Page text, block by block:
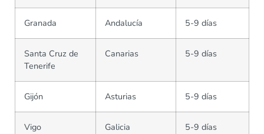
Granada Andalucía 5-9 días
Santa Cruz de
Tenerife
Canarias 5-9 días
Gijón Asturias 5-9 días
Vigo Galicia 5-9 días